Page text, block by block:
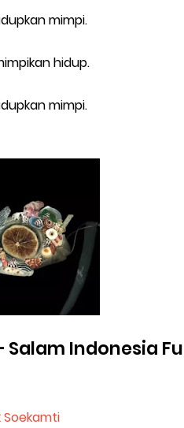
mimpi.
hidup.
mimpi.
Salam Indonesia
Soekamti